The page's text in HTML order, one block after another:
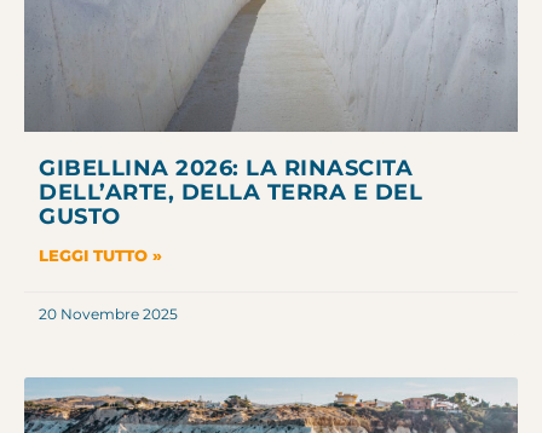
GIBELLINA 2026: LA RINASCITA
DELL’ARTE, DELLA TERRA E DEL
GUSTO
LEGGI TUTTO »
20 Novembre 2025